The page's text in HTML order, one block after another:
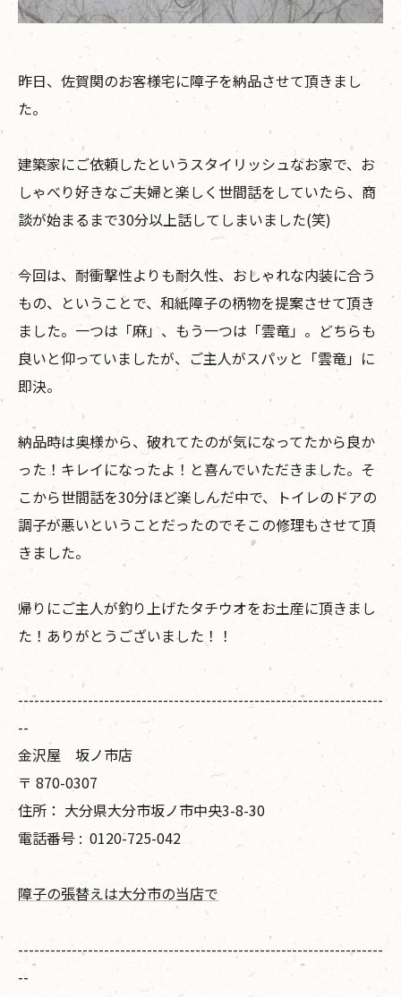
昨日、佐賀関のお客様宅に障子を納品させて頂きまし
た。
建築家にご依頼したというスタイリッシュなお家で、お
しゃべり好きなご夫婦と楽しく世間話をしていたら、商
談が始まるまで30分以上話してしまいました(笑)
今回は、耐衝撃性よりも耐久性、おしゃれな内装に合う
もの、ということで、和紙障子の柄物を提案させて頂き
ました。一つは「麻」、もう一つは「雲竜」。どちらも
良いと仰っていましたが、ご主人がスパッと「雲竜」に
即決。
納品時は奥様から、破れてたのが気になってたから良か
った！キレイになったよ！と喜んでいただきました。そ
こから世間話を30分ほど楽しんだ中で、トイレのドアの
調子が悪いということだったのでそこの修理もさせて頂
きました。
帰りにご主人が釣り上げたタチウオをお土産に頂きまし
た！ありがとうございました！！
--------------------------------------------------------------------
--
金沢屋 坂ノ市店
〒 870-0307
住所： 大分県大分市坂ノ市中央3-8-30
電話番号 : 0120-725-042
障子の張替えは大分市の当店で
--------------------------------------------------------------------
--